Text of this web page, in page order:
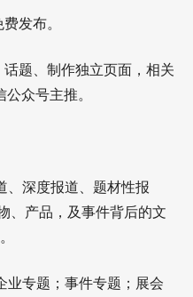
发布。
题、制作独立页面，相关
众号主推。
、深度报道、题材性报
、产品，及事件背后的文
业专题；事件专题；展会